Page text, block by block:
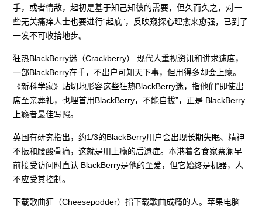
手，或者情敌，起初是基于知己知彼的需要，但久而久之，对一
些无关痛痒人士也要进行“起底”，反映窥探心理愈来愈强，已到了
一发不可收拾地步。
狂热BlackBerry迷（Crackberry） 现代人重视资讯和讲求速度，
一部BlackBerry在手，不出户可知天下事，但用得多却会上瘾。
《新科学家》贴切地形容这些狂热BlackBerry迷，指他们“即使出
席至亲葬礼，也埋首用BlackBerry，不能自拔”，正是 BlackBerry
上瘾者最佳写照。
英国有研究指出，约1/3的BlackBerry用户会出现长期失眠、精神
不振和腰酸骨痛，这就是用上瘾的后遗症。本港着名食家蔡澜早
前接受访问时直认 BlackBerry是他的至爱，但它始终是机器，人
不应受其控制。
下载歌曲狂（Cheesepodder）指下载歌曲成瘾的人。苹果电脑